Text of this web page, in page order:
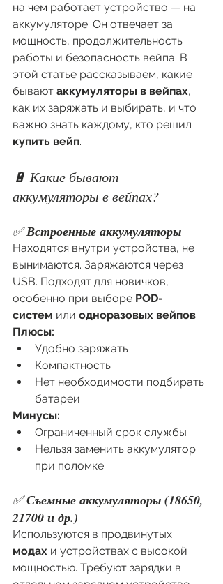
на чем работает устройство — на
аккумуляторе. Он отвечает за
мощность, продолжительность
работы и безопасность вейпа. В
этой статье рассказываем, какие
бывают аккумуляторы в вейпах,
как их заряжать и выбирать, и что
важно знать каждому, кто решил
купить вейп.
🔋 Какие бывают
аккумуляторы в вейпах?
✅ Встроенные аккумуляторы
Находятся внутри устройства, не
вынимаются. Заряжаются через
USB. Подходят для новичков,
особенно при выборе POD-
систем или одноразовых вейпов.
Плюсы:
Удобно заряжать
Компактность
Нет необходимости подбирать
батареи
Минусы:
Ограниченный срок службы
Нельзя заменить аккумулятор
при поломке
✅ Съемные аккумуляторы (18650,
21700 и др.)
Используются в продвинутых
модах и устройствах с высокой
мощностью. Требуют зарядки в